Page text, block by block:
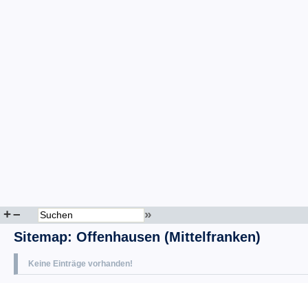
+– »
Sitemap: Offenhausen (Mittelfranken)
Keine Einträge vorhanden!